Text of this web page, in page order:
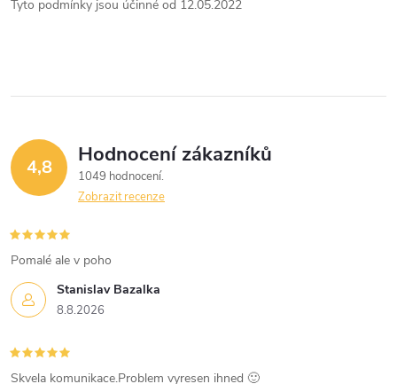
Tyto podmínky jsou účinné od 12.05.2022
4,8 Hodnocení zákazníků
1049 hodnocení
Zobrazit recenze
Stanislav Bazalka
8.8.2026
Pomalé ale v poho
Skvela komunikace.Problem vyresen ihned 🙂